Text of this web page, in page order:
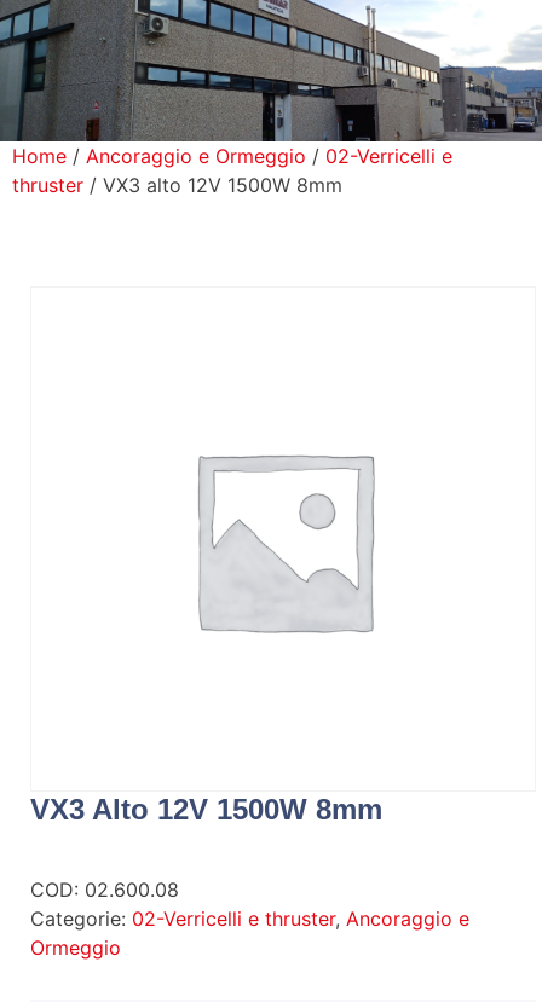
Prodotti
Home / Ancoraggio e Ormeggio / 02-Verricelli e
thruster / VX3 alto 12V 1500W 8mm
VX3 Alto 12V 1500W 8mm
COD: 02.600.08
Categorie: 02-Verricelli e thruster, Ancoraggio e
Ormeggio